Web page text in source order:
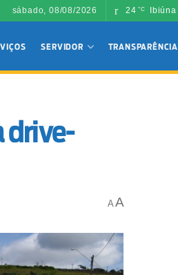
sábado, 08/08/2026 24 °C Ibiúna
SERVIDOR TRANSPARÊNCIA
drive-
A A